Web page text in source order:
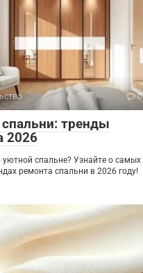
0
тренды
2026
уютной спальне? Узнайте о самых
ремонта спальни в 2026 году!